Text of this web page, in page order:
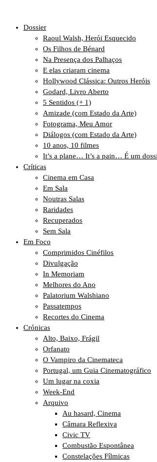
Dossier
Raoul Walsh, Herói Esquecido
Os Filhos de Bénard
Na Presença dos Palhaços
E elas criaram cinema
Hollywood Clássica: Outros Heróis
Godard, Livro Aberto
5 Sentidos (+ 1)
Amizade (com Estado da Arte)
Fotograma, Meu Amor
Diálogos (com Estado da Arte)
10 anos, 10 filmes
It’s a plane… It’s a pain… É um
Críticas
Cinema em Casa
Em Sala
Noutras Salas
Raridades
Recuperados
Sem Sala
Em Foco
Comprimidos Cinéfilos
Divulgação
In Memoriam
Melhores do Ano
Palatorium Walshiano
Passatempos
Recortes do Cinema
Crónicas
Alto, Baixo, Frágil
Orfanato
O Vampiro da Cinemateca
Portugal, um Guia Cinematográfico
Um lugar na coxia
Week-End
Arquivo
Au hasard, Cinema
Câmara Reflexiva
Civic TV
Combustão Espontânea
Constelações Fílmicas